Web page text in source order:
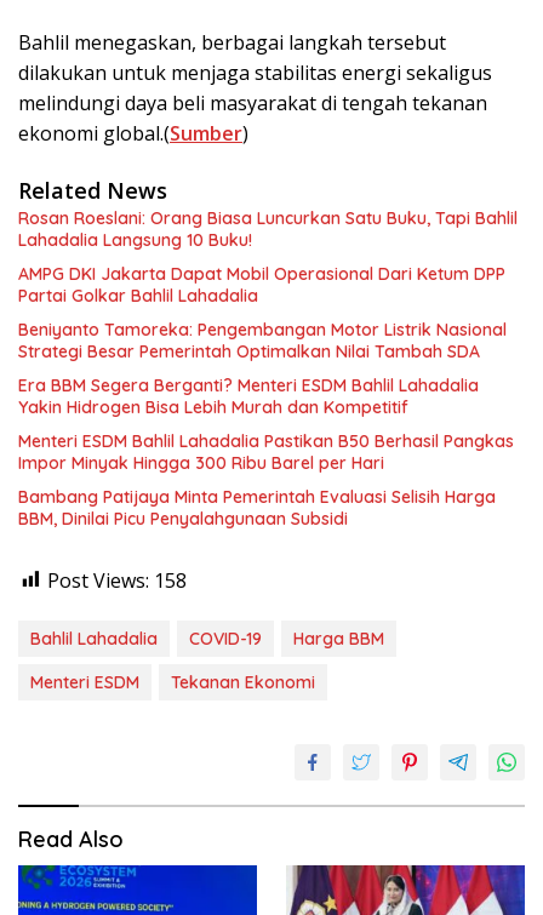
Bahlil menegaskan, berbagai langkah tersebut
dilakukan untuk menjaga stabilitas energi sekaligus
melindungi daya beli masyarakat di tengah tekanan
ekonomi global.(Sumber)
Related News
Rosan Roeslani: Orang Biasa Luncurkan Satu Buku, Tapi Bahlil
Lahadalia Langsung 10 Buku!
AMPG DKI Jakarta Dapat Mobil Operasional Dari Ketum DPP
Partai Golkar Bahlil Lahadalia
Beniyanto Tamoreka: Pengembangan Motor Listrik Nasional
Strategi Besar Pemerintah Optimalkan Nilai Tambah SDA
Era BBM Segera Berganti? Menteri ESDM Bahlil Lahadalia
Yakin Hidrogen Bisa Lebih Murah dan Kompetitif
Menteri ESDM Bahlil Lahadalia Pastikan B50 Berhasil Pangkas
Impor Minyak Hingga 300 Ribu Barel per Hari
Bambang Patijaya Minta Pemerintah Evaluasi Selisih Harga
BBM, Dinilai Picu Penyalahgunaan Subsidi
Post Views: 158
Bahlil Lahadalia COVID-19
Harga BBM
Menteri ESDM
Tekanan Ekonomi
Read Also